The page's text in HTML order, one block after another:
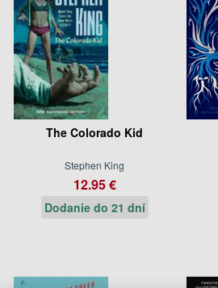
The Colorado Kid
Stephen King
12.95 €
Dodanie do 21 dní